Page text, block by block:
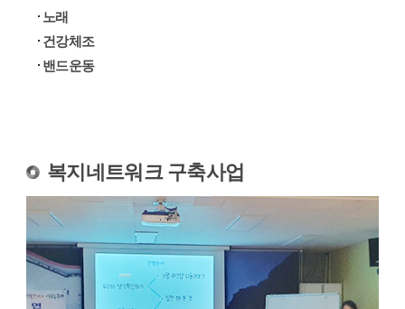
노래
건강체조
밴드운동
복지네트워크 구축사업